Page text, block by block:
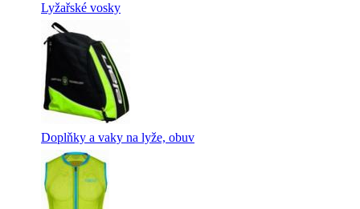
Lyžařské vosky
Doplňky a vaky na lyže, obuv